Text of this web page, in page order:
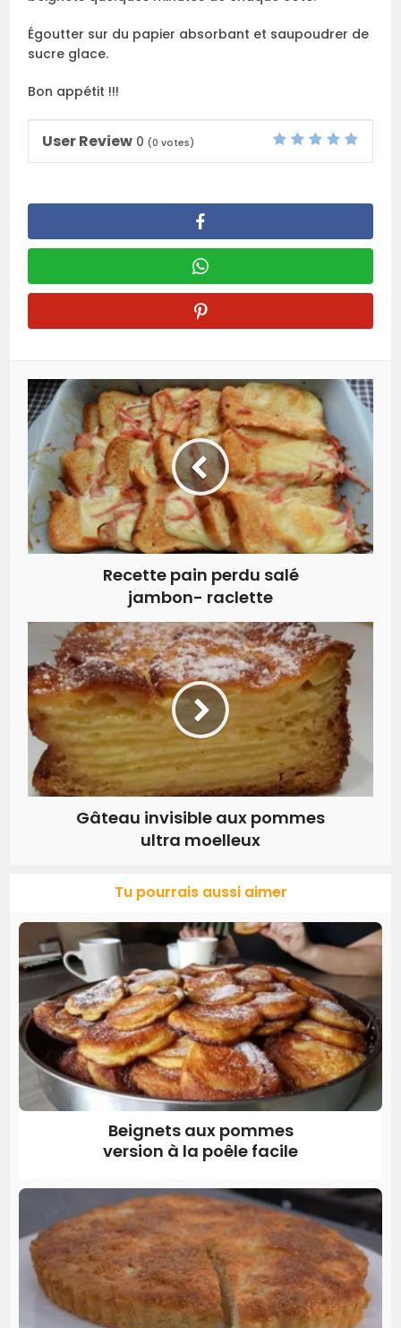
Égoutter sur du papier absorbant et saupoudrer de
sucre glace.
Bon appétit !!!
User Review 0 (0 votes)
Recette pain perdu salé
jambon- raclette
Gâteau invisible aux pommes
ultra moelleux
Tu pourrais aussi aimer
Beignets aux pommes
version à la poêle facile